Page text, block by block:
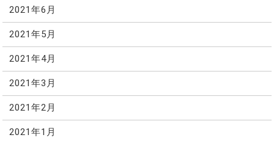
2021年6月
2021年5月
2021年4月
2021年3月
2021年2月
2021年1月